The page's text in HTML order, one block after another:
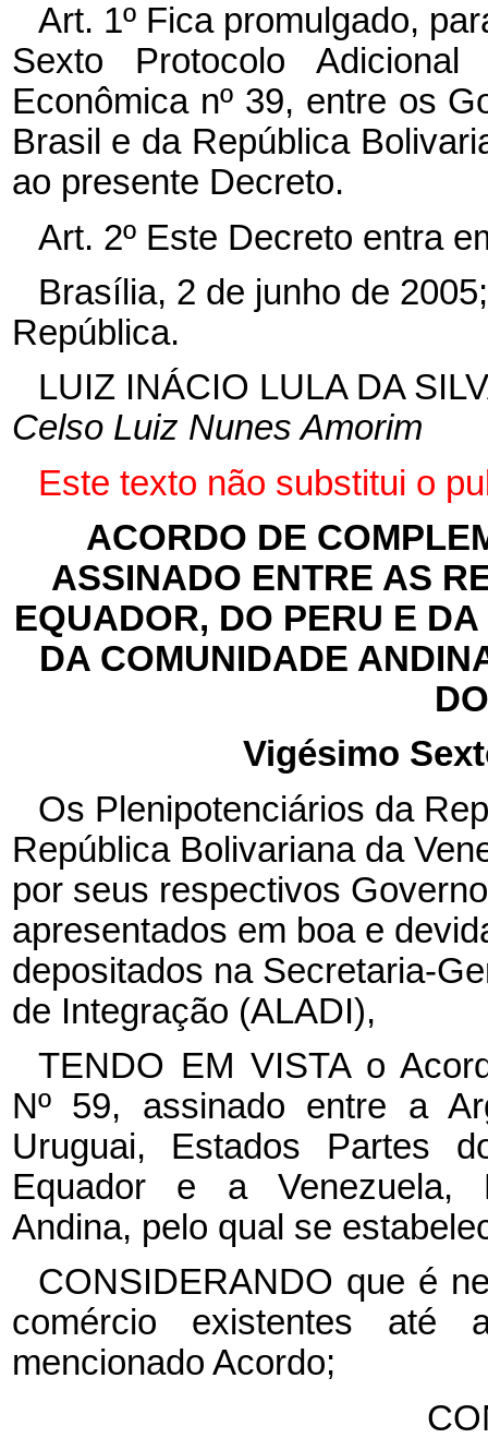
Art. 1º Fica promulgado,
Sexto Protocolo
Econômica nº 39, entre os
Brasil e da República
ao presente Decreto.
Art. 2º Este Decreto entra
Brasília, 2 de junho de
República.
LUIZ INÁCIO LULA DA
Celso Luiz Nunes Amorim
Este texto não substitui o
ACORDO DE
ASSINADO ENTRE AS
EQUADOR, DO PERU E
DA COMUNIDADE
Vigésimo
Os Plenipotenciários da
República Bolivariana da
por seus respectivos
apresentados em boa e
depositados na Secretaria-
de Integração (ALADI),
TENDO EM VISTA o
Nº 59, assinado entre a
Uruguai, Estados Partes
Equador e a Venezuela,
Andina, pelo qual se
CONSIDERANDO que é
comércio existentes
mencionado Acordo;